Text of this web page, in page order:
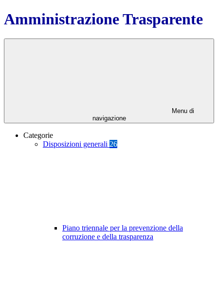
Amministrazione Trasparente
Menu di
navigazione
Categorie
Disposizioni generali 26
Piano triennale per la prevenzione della
corruzione e della trasparenza